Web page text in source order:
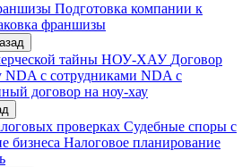
Подготовка компании к
франшизы
тайны НОУ-ХАУ Договор
NDA с сотрудниками NDA с
договор на ноу-хау
проверках Судебные споры с
бизнеса Налоговое планирование